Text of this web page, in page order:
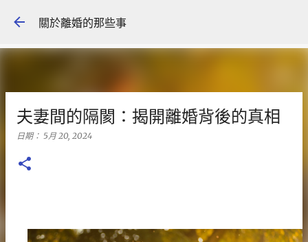
關於離婚的那些事
夫妻間的隔閡：揭開離婚背後的真相
日期： 5月 20, 2024